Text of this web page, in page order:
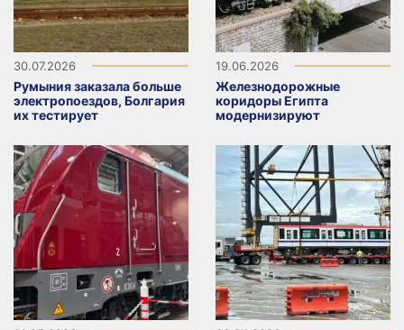
30.07.2026
Румыния заказала больше
электропоездов, Болгария
их тестирует
19.06.2026
Железнодорожные
коридоры Египта
модернизируют